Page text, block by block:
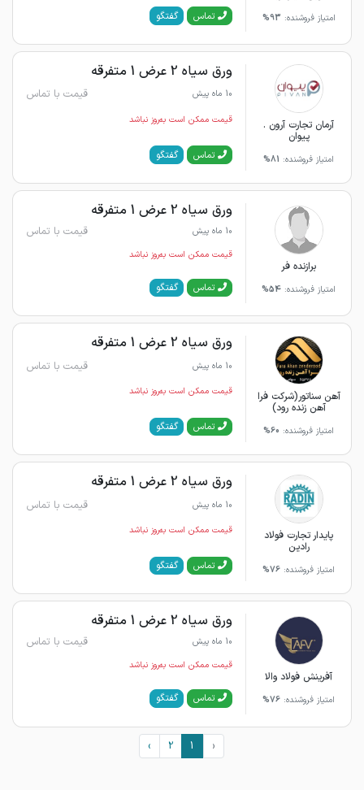
امتیاز فروشنده: 93% تماس گفتگو
آرمان تجارت آرون .
پیوان
امتیاز فروشنده: 81%
ورق سیاه 2 عرض 1 متفرقه
10 ماه پیش قیمت با تماس
قیمت ممکن است به‌روز نباشد
تماس گفتگو
برازنده فر
امتیاز فروشنده: 54%
ورق سیاه 2 عرض 1 متفرقه
10 ماه پیش قیمت با تماس
قیمت ممکن است به‌روز نباشد
تماس گفتگو
آهن سناتور(شرکت فرا
آهن زنده رود)
امتیاز فروشنده: 60%
ورق سیاه 2 عرض 1 متفرقه
10 ماه پیش قیمت با تماس
قیمت ممکن است به‌روز نباشد
تماس گفتگو
پایدار تجارت فولاد
رادین
امتیاز فروشنده: 76%
ورق سیاه 2 عرض 1 متفرقه
10 ماه پیش قیمت با تماس
قیمت ممکن است به‌روز نباشد
تماس گفتگو
آفرینش فولاد والا
امتیاز فروشنده: 76%
ورق سیاه 2 عرض 1 متفرقه
10 ماه پیش قیمت با تماس
قیمت ممکن است به‌روز نباشد
تماس گفتگو
‹
1
2
›